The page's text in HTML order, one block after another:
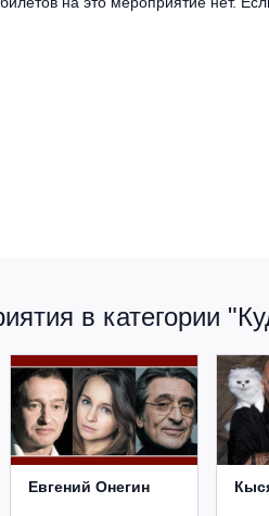
в категории
Евгений Онегин